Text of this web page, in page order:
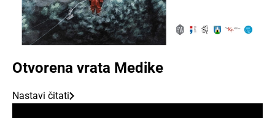
Otvorena vrata Medike
Nastavi čitati